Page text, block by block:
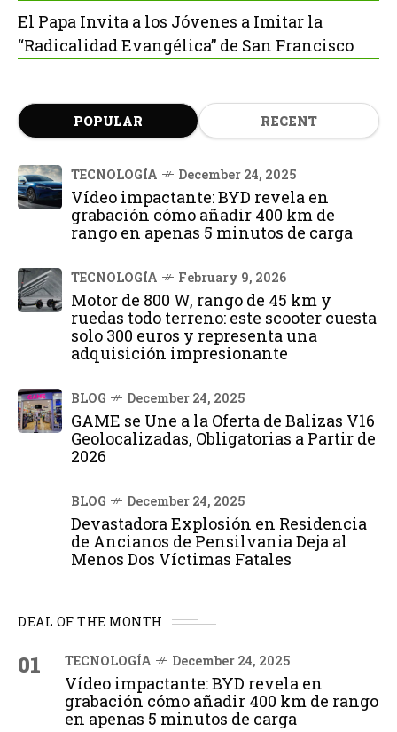
El Papa Invita a los Jóvenes a Imitar la
“Radicalidad Evangélica” de San Francisco
POPULAR RECENT
TECNOLOGÍA December 24, 2025
Vídeo impactante: BYD revela en
grabación cómo añadir 400 km de
rango en apenas 5 minutos de carga
TECNOLOGÍA February 9, 2026
Motor de 800 W, rango de 45 km y
ruedas todo terreno: este scooter cuesta
solo 300 euros y representa una
adquisición impresionante
BLOG December 24, 2025
GAME se Une a la Oferta de Balizas V16
Geolocalizadas, Obligatorias a Partir de
2026
BLOG December 24, 2025
Devastadora Explosión en Residencia
de Ancianos de Pensilvania Deja al
Menos Dos Víctimas Fatales
DEAL OF THE MONTH
01 TECNOLOGÍA December 24, 2025
Vídeo impactante: BYD revela en
grabación cómo añadir 400 km de rango
en apenas 5 minutos de carga